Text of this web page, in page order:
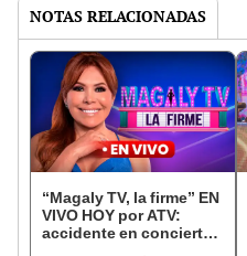
NOTAS RELACIONADAS
“Magaly TV, la firme” EN
VIVO HOY por ATV:
accidente en concierto